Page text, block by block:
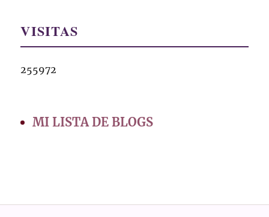
VISITAS
255972
MI LISTA DE BLOGS